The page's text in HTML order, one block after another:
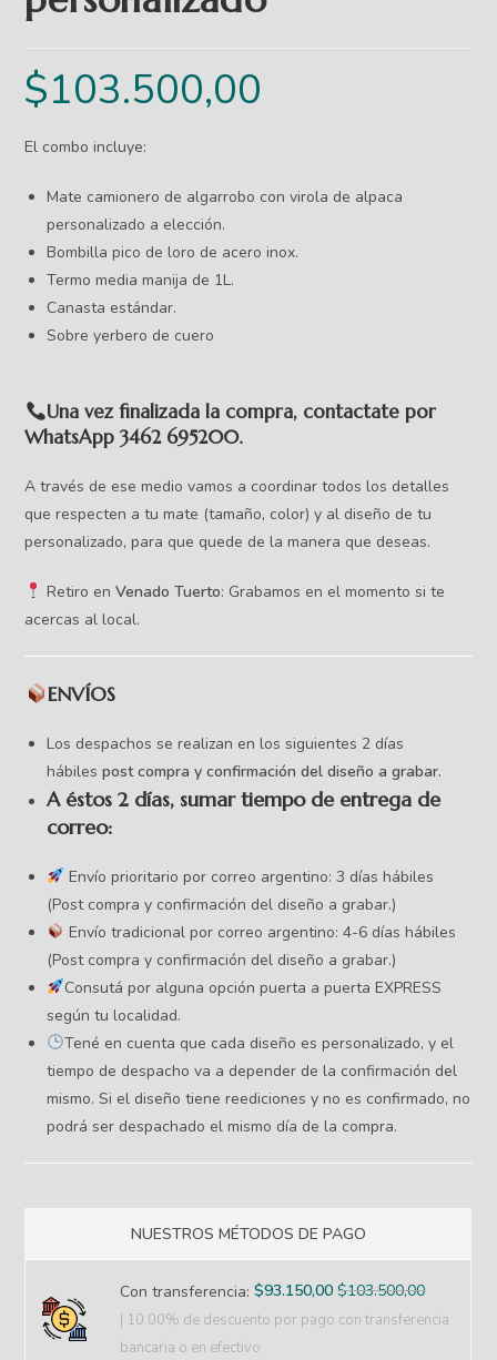
$103.500,00
El combo incluye:
Mate camionero de algarrobo con virola de alpaca
personalizado a elección.
Bombilla pico de loro de acero inox.
Termo media manija de 1L.
Canasta estándar.
Sobre yerbero de cuero
​Una vez finalizada la compra, contactate por
WhatsApp 3462 695200.
A través de ese medio vamos a coordinar todos los detalles
que respecten a tu mate (tamaño, color) y al diseño de tu
personalizado, para que quede de la manera que deseas.
Retiro enVenado Tuerto: Grabamos en el momento si te
acercas al local.
ENVÍOS
Los despachos se realizan en los siguientes 2 días
hábilespost compra y confirmación del diseño a grabar.
A éstos 2 días, sumar tiempo de entrega de
correo:
Envío prioritario por correo argentino: 3 días hábiles
(Post compra y confirmación del diseño a grabar.)
Envío tradicional por correo argentino: 4-6 días hábiles
(Post compra y confirmación del diseño a grabar.)
Consutá por alguna opción puerta a puerta EXPRESS
según tu localidad.
Tené en cuenta que cada diseño es personalizado, y el
tiempo de despacho va a depender de la confirmación del
mismo. Si el diseño tiene reediciones y no es confirmado, no
podrá ser despachado el mismo día de la compra.
NUESTROS MÉTODOS DE PAGO
Con transferencia:$93.150,00 $103.500,00
| 10.00% de descuento por pago con transferencia
bancaria o en efectivo